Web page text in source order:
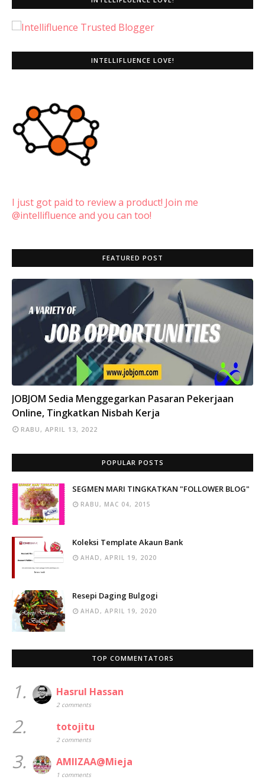
INTELLIFLUENCE LOVE!
I just got paid to review a product! Join me
@intellifluence and you can too!
FEATURED POST
INFO
JOBJOM Sedia Menggegarkan Pasaran Pekerjaan
Online, Tingkatkan Nisbah Kerja
RABU, APRIL 13, 2022
POPULAR POSTS
SEGMEN MARI TINGKATKAN "FOLLOWER BLOG"
RABU, MAC 04, 2015
Koleksi Template Akaun Bank
AHAD, APRIL 19, 2020
Resepi Daging Bulgogi
AHAD, APRIL 19, 2020
TOP COMMENTATORS
1. Hasrul Hassan
2 comments
2. totojitu
2 comments
3. AMIIZAA@Mieja
1 comments